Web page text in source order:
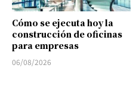
Cómo se ejecuta hoy la
construcción de oficinas
para empresas
06/08/2026